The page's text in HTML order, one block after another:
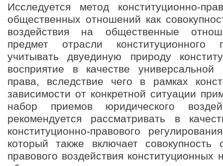
Исследуется метод конституционно-
общественных отношений как
воздействия на общественные
предмет отрасли конституционного
учитывать двуединую природу
восприятие в качестве
права, вследствие чего в рамках
зависимости от конкретной ситуации
набор приемов юридического
рекомендуется рассматривать в
конституционно-правового
который также включает совокупность
правового воздействия